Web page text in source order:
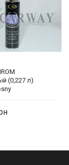
(0,227 л)